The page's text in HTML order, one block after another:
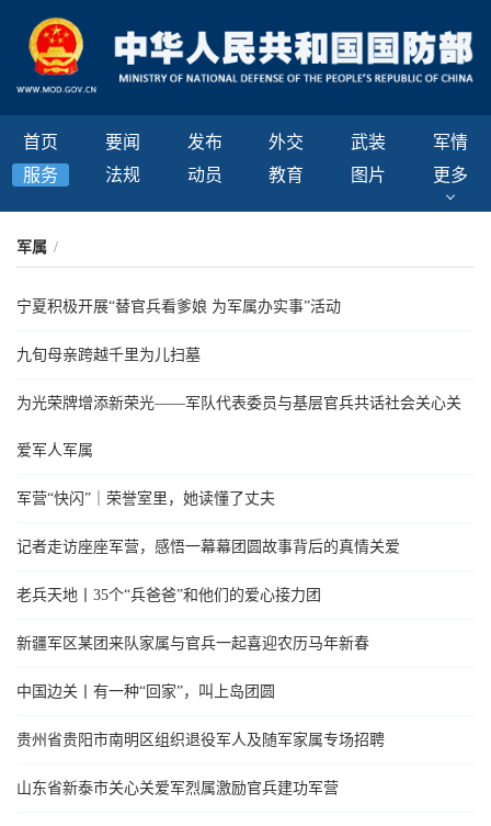
首页 要闻 发布 外交 武装
军情
服务
法规 动员 教育 图片 更多
军属 /
宁夏积极开展“替官兵看爹娘 为军属办实事”活动
九旬母亲跨越千里为儿扫墓
为光荣牌增添新荣光——军队代表委员与基层官兵共话社会关心关
爱军人军属
军营“快闪”｜荣誉室里，她读懂了丈夫
记者走访座座军营，感悟一幕幕团圆故事背后的真情关爱
老兵天地丨35个“兵爸爸”和他们的爱心接力团
新疆军区某团来队家属与官兵一起喜迎农历马年新春
中国边关丨有一种“回家”，叫上岛团圆
贵州省贵阳市南明区组织退役军人及随军家属专场招聘
山东省新泰市关心关爱军烈属激励官兵建功军营